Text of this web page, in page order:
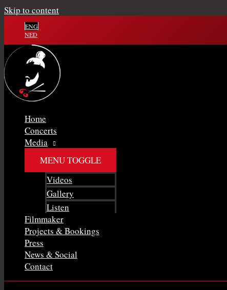
Skip to content
ENG
NED
Home
Concerts
Media
MENU TOGGLE
Videos
Gallery
Listen
Filmmaker
Projects & Bookings
Press
News & Social
Contact